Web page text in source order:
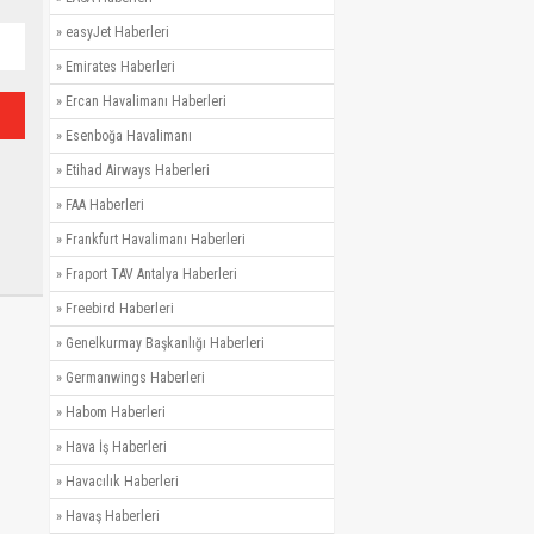
» easyJet Haberleri
» Emirates Haberleri
» Ercan Havalimanı Haberleri
» Esenboğa Havalimanı
» Etihad Airways Haberleri
» FAA Haberleri
» Frankfurt Havalimanı Haberleri
» Fraport TAV Antalya Haberleri
» Freebird Haberleri
» Genelkurmay Başkanlığı Haberleri
» Germanwings Haberleri
» Habom Haberleri
» Hava İş Haberleri
» Havacılık Haberleri
» Havaş Haberleri